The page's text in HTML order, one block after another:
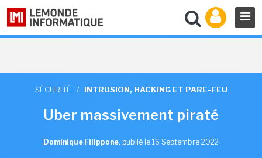
SÉCURITÉ / INTRUSION, HACKING ET PARE-FEU
Uber massivement piraté
Dominique Filippone, publié le 16 Septembre 2022